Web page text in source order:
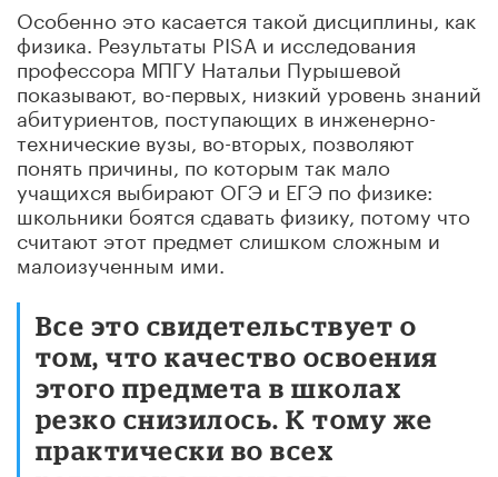
Особенно это касается такой дисциплины, как
физика. Результаты PISA и исследования
профессора МПГУ Натальи Пурышевой
показывают, во-первых, низкий уровень знаний
абитуриентов, поступающих в инженерно-
технические вузы, во-вторых, позволяют
понять причины, по которым так мало
учащихся выбирают ОГЭ и ЕГЭ по физике:
школьники боятся сдавать физику, потому что
считают этот предмет слишком сложным и
малоизученным ими.
Все это свидетельствует о
том, что качество освоения
этого предмета в школах
резко снизилось. К тому же
практически во всех